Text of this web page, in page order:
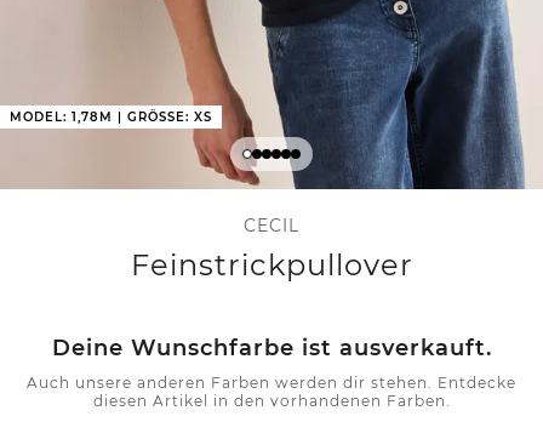
MODEL: 1,78M | GRÖSSE: XS
CECIL
Feinstrickpullover
Deine Wunschfarbe ist ausverkauft.
Auch unsere anderen Farben werden dir stehen. Entdecke
diesen Artikel in den vorhandenen Farben.